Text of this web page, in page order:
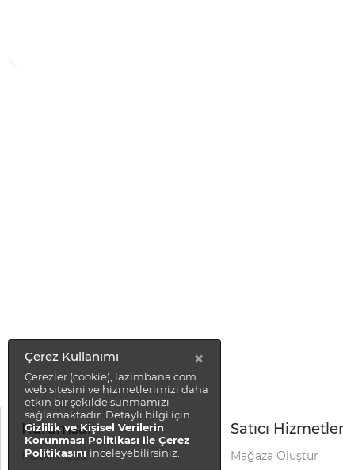
Kurumsal
Hakkımızda
Satıcı
Mağaza Oluştur
Çerez Kullanımı
Çerezler (cookie), lazimbana.com
web sitesini ve hizmetlerimizi daha
etkin bir şekilde sunmamızı
sağlamaktadır. Detaylı bilgi için
Gizlilik ve Kişisel Verilerin
Korunması Politikası ile Çerez
Politikasını inceleyebilirsiniz.
×